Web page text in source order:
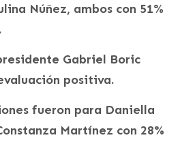
Núñez, ambos con 51%
Gabriel Boric
positiva.
fueron para Daniella
Martínez con 28%